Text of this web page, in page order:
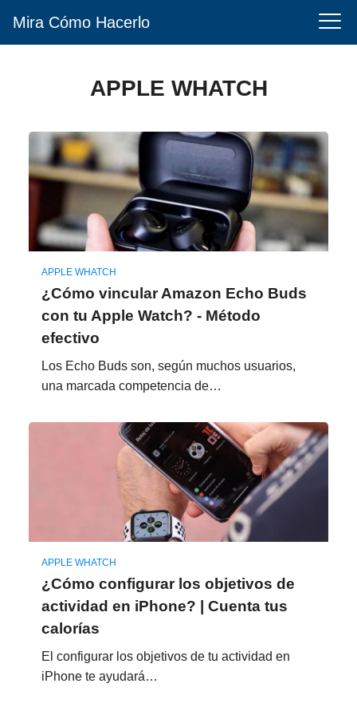
Mira Cómo Hacerlo
APPLE WHATCH
APPLE WHATCH
¿Cómo vincular Amazon Echo Buds
con tu Apple Watch? - Método
efectivo
Los Echo Buds son, según muchos usuarios,
una marcada competencia de…
APPLE WHATCH
¿Cómo configurar los objetivos de
actividad en iPhone? | Cuenta tus
calorías
El configurar los objetivos de tu actividad en
iPhone te ayudará…